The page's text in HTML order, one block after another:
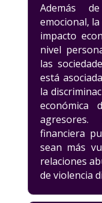
Además
emocional,
impacto
nivel
las
está
la
económica
financiera
sean más
relaciones
de violencia